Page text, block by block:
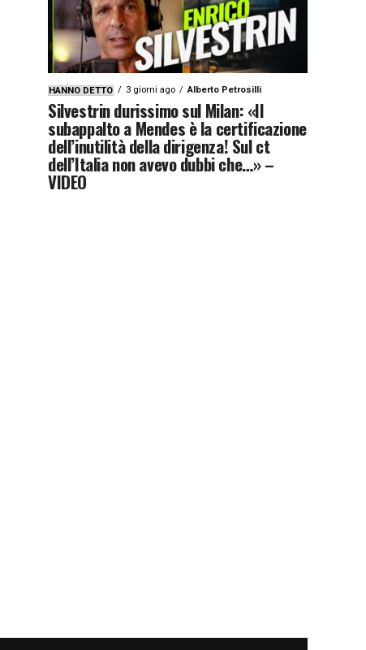
HANNO DETTO 3 giorni ago Alberto Petrosilli
Silvestrin durissimo sul Milan: «Il
subappalto a Mendes è la certificazione
dell’inutilità della dirigenza! Sul ct
dell’Italia non avevo dubbi che…» –
VIDEO